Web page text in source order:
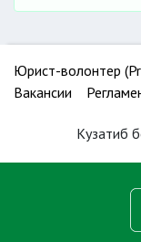
Юрист-волонтер
Вакансии
Кузатиб